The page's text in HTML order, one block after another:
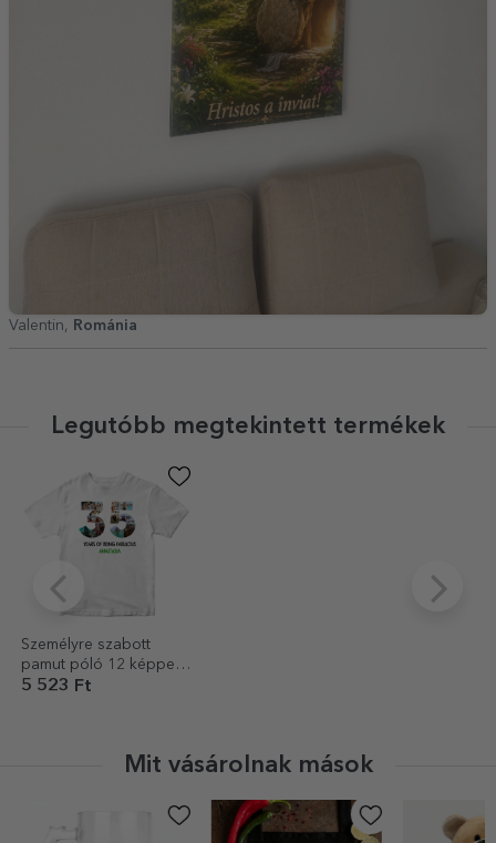
Valentin, Románia
Legutóbb megtekintett termékek
Személyre szabott
pamut póló 12 képpel
és üzenettel – 35 éves
5 523 Ft
Mit vásárolnak mások